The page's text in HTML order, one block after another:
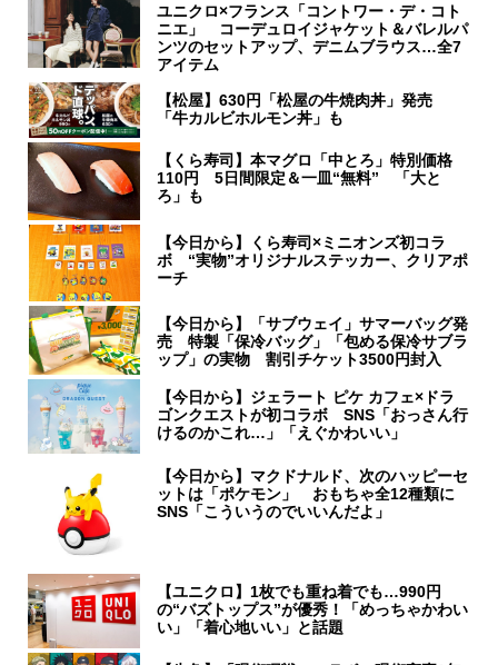
ユニクロ×フランス「コントワー・デ・コト
ニエ」 コーデュロイジャケット＆バレルパ
ンツのセットアップ、デニムブラウス…全7
アイテム
【松屋】630円「松屋の牛焼肉丼」発売
「牛カルビホルモン丼」も
【くら寿司】本マグロ「中とろ」特別価格
110円 5日間限定＆一皿“無料” 「大と
ろ」も
【今日から】くら寿司×ミニオンズ初コラ
ボ “実物”オリジナルステッカー、クリアポ
ーチ
【今日から】「サブウェイ」サマーバッグ発
売 特製「保冷バッグ」「包める保冷サブラ
ップ」の実物 割引チケット3500円封入
【今日から】ジェラート ピケ カフェ×ドラ
ゴンクエストが初コラボ SNS「おっさん行
けるのかこれ…」「えぐかわいい」
【今日から】マクドナルド、次のハッピーセ
ットは「ポケモン」 おもちゃ全12種類に
SNS「こういうのでいいんだよ」
【ユニクロ】1枚でも重ね着でも…990円
の“バズトップス”が優秀！「めっちゃかわい
い」「着心地いい」と話題